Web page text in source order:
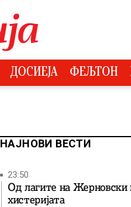
ДОСИЕЈА ФЕЉТОН
НАЈНОВИ ВЕСТИ
23:50
Од лагите на Жерновски
хистеријата